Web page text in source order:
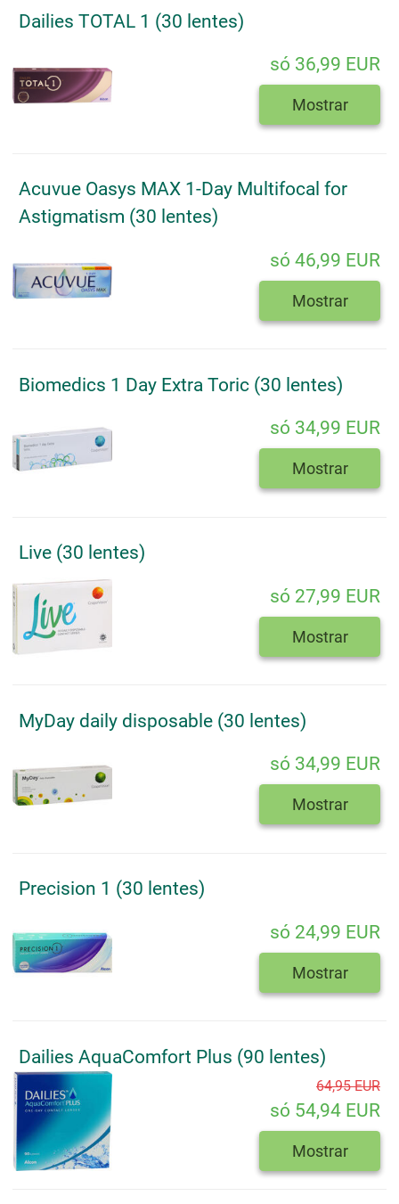
Dailies TOTAL 1 (30 lentes)
só 36,99 EUR
Mostrar
Acuvue Oasys MAX 1-Day Multifocal for
Astigmatism (30 lentes)
só 46,99 EUR
Mostrar
Biomedics 1 Day Extra Toric (30 lentes)
só 34,99 EUR
Mostrar
Live (30 lentes)
só 27,99 EUR
Mostrar
MyDay daily disposable (30 lentes)
só 34,99 EUR
Mostrar
Precision 1 (30 lentes)
só 24,99 EUR
Mostrar
Dailies AquaComfort Plus (90 lentes)
64,95 EUR
só 54,94 EUR
Mostrar